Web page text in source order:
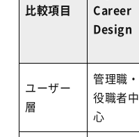
比較項目
Career
Design
ユーザー
層
管理職・
役職者中
心